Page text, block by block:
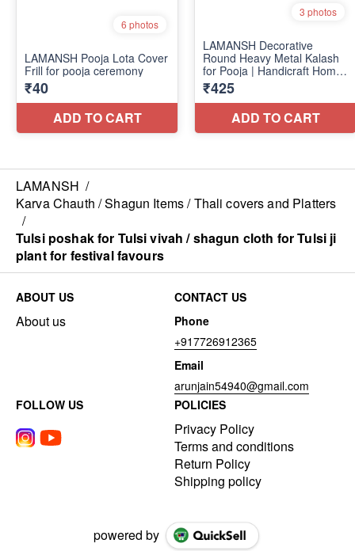
LAMANSH /
Karva Chauth / Shagun Items / Thali covers and Platters
/
Tulsi poshak for Tulsi vivah / shagun cloth for Tulsi ji
plant for festival favours
ABOUT US
About us
CONTACT US
Phone
+917726912365
Email
arunjain54940@gmail.com
FOLLOW US
POLICIES
Privacy Policy
Terms and conditions
Return Policy
Shipping policy
powered by